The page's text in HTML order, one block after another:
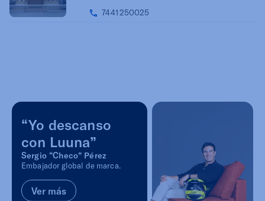
7441250025
“Yo descanso
con Luuna”
Sergio “Checo” Pérez
Embajador global de marca.
Ver más